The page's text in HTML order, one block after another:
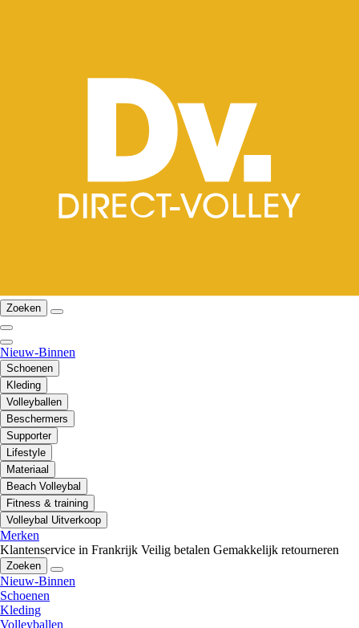
Zoeken
Nieuw-Binnen
Schoenen
Kleding
Volleyballen
Beschermers
Supporter
Lifestyle
Materiaal
Beach Volleybal
Fitness & training
Volleybal Uitverkoop
Merken
Klantenservice in Frankrijk Veilig betalen Gemakkelijk retourneren
Zoeken
Nieuw-Binnen
Schoenen
Kleding
Volleyballen